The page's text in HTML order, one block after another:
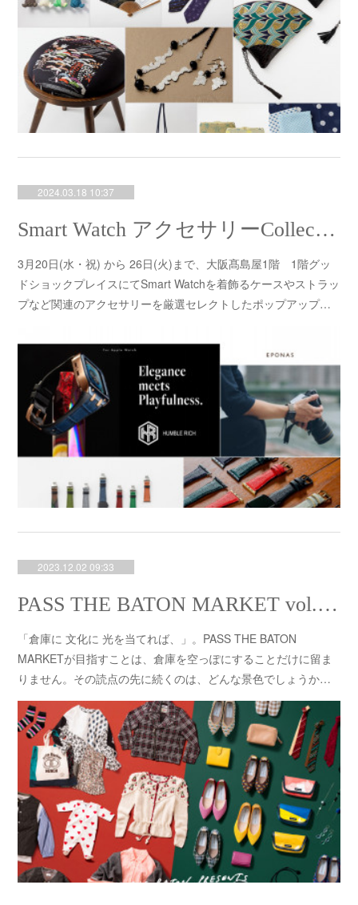
2024.03.18 10:37
Smart Watch アクセサリーCollection
3月20日(水・祝) から 26日(火)まで、大阪髙島屋1階 1階グッ
ドショックプレイスにてSmart Watchを着飾るケースやストラッ
プなど関連のアクセサリーを厳選セレクトしたポップアップ…
2023.12.02 09:33
PASS THE BATON MARKET vol.14に日根野勝治郎商店が出展します。
「倉庫に 文化に 光を当てれば、」。PASS THE BATON
MARKETが目指すことは、倉庫を空っぽにすることだけに留ま
りません。その読点の先に続くのは、どんな景色でしょうか…